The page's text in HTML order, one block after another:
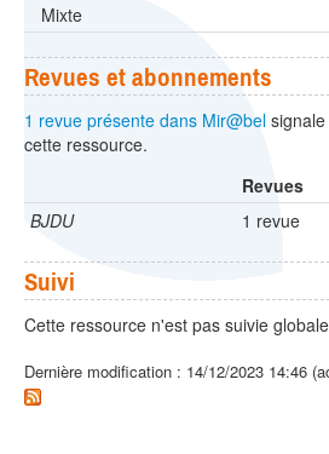
Mixte
Revues et abonnements
1 revue présente dans Mir@bel
cette ressource.
Revues
BJDU
1 revue
Suivi
Cette ressource n'est pas suivie
Dernière modification : 14/12/2023 14:46